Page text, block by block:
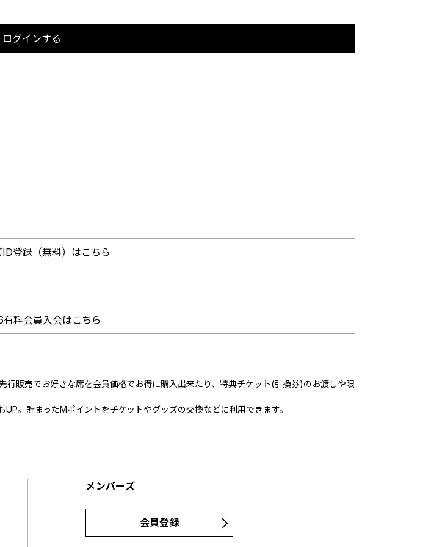
ログインする
登録（無料）はこちら
料会員入会はこちら
販売でお好きな席を会員価格でお得に購入出来たり、特典チケット(引換券)のお渡しや限
。貯まったMポイントをチケットやグッズの交換などに利用できます。
メンバーズ
会員登録